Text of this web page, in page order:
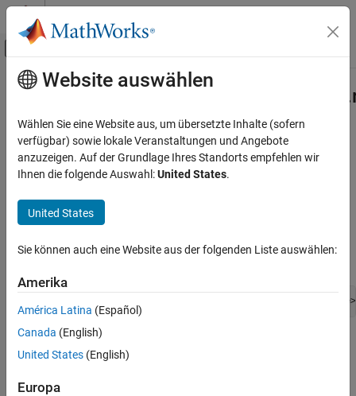
Weiter zum Inhalt
Umschaltung für Off-Canvas-
Startseite der Dokumentation
MATLAB Compiler SDK
Java Package Integration
Deploy to Java Applications Using MWArray
Description
Hauptinhalt
Class
Namespace: com.mathworks.toolbox.javabuilder.remoting
Description
public interface RemoteFactory<T extends
Remote interface to remote proxy object factory.
Website auswählen
Wählen Sie eine Website aus, um übersetzte Inhalte (sofern
verfügbar) sowie lokale Veranstaltungen und Angebote
anzuzeigen. Auf der Grundlage Ihres Standorts empfehlen wir
Ihnen die folgende Auswahl:United States.
United States
Sie können auch eine Website aus der folgenden Liste auswählen:
Amerika
América Latina (Español)
Canada (English)
United States (English)
Europa